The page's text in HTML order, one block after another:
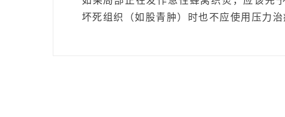
坏死组织（如股青肿）时也不应使用压力治